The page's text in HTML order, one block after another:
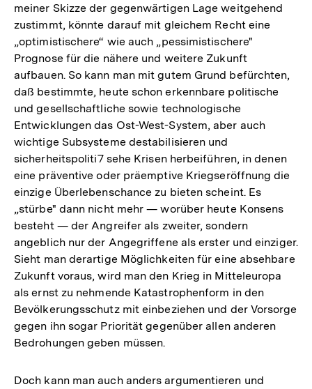
meiner Skizze der gegenwärtigen Lage weitgehend
zustimmt, könnte darauf mit gleichem Recht eine
„optimistischere“ wie auch „pessimistischere"
Prognose für die nähere und weitere Zukunft
aufbauen. So kann man mit gutem Grund befürchten,
daß bestimmte, heute schon erkennbare politische
und gesellschaftliche sowie technologische
Entwicklungen das Ost-West-System, aber auch
wichtige Subsysteme destabilisieren und
sicherheitspoliti7 sehe Krisen herbeiführen, in denen
eine präventive oder präemptive Kriegseröffnung die
einzige Überlebenschance zu bieten scheint. Es
„stürbe" dann nicht mehr — worüber heute Konsens
besteht — der Angreifer als zweiter, sondern
angeblich nur der Angegriffene als erster und einziger.
Sieht man derartige Möglichkeiten für eine absehbare
Zukunft voraus, wird man den Krieg in Mitteleuropa
als ernst zu nehmende Katastrophenform in den
Bevölkerungsschutz mit einbeziehen und der Vorsorge
gegen ihn sogar Priorität gegenüber allen anderen
Bedrohungen geben müssen.
Doch kann man auch anders argumentieren und